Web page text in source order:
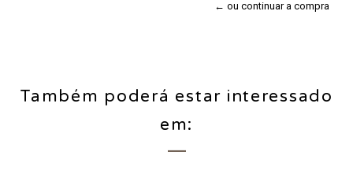
← ou continuar a compra
Também poderá estar interessado
em: